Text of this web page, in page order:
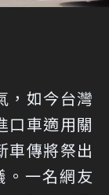
，如今台灣
口車適用關
車傳將祭出
一名網友